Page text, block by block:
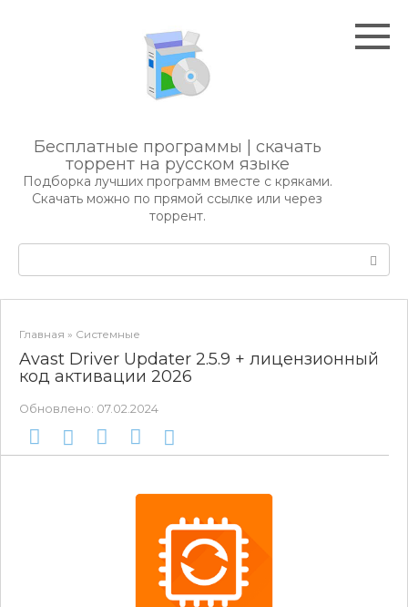
Бесплатные программы | скачать
торрент на русском языке
Подборка лучших программ вместе с кряками.
Скачать можно по прямой ссылке или через
торрент.
Главная » Системные
Avast Driver Updater 2.5.9 + лицензионный
код активации 2026
Обновлено: 07.02.2024